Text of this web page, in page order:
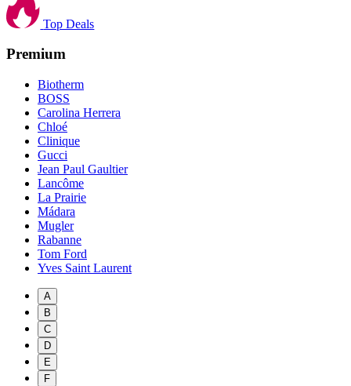
Top Deals
Premium
Biotherm
BOSS
Carolina Herrera
Chloé
Clinique
Gucci
Jean Paul Gaultier
Lancôme
La Prairie
Mádara
Mugler
Rabanne
Tom Ford
Yves Saint Laurent
A
B
C
D
E
F